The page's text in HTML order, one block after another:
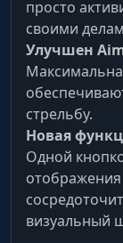
просто
своими
Улучшен
стрельбу.
Новая
Одной
визуальный